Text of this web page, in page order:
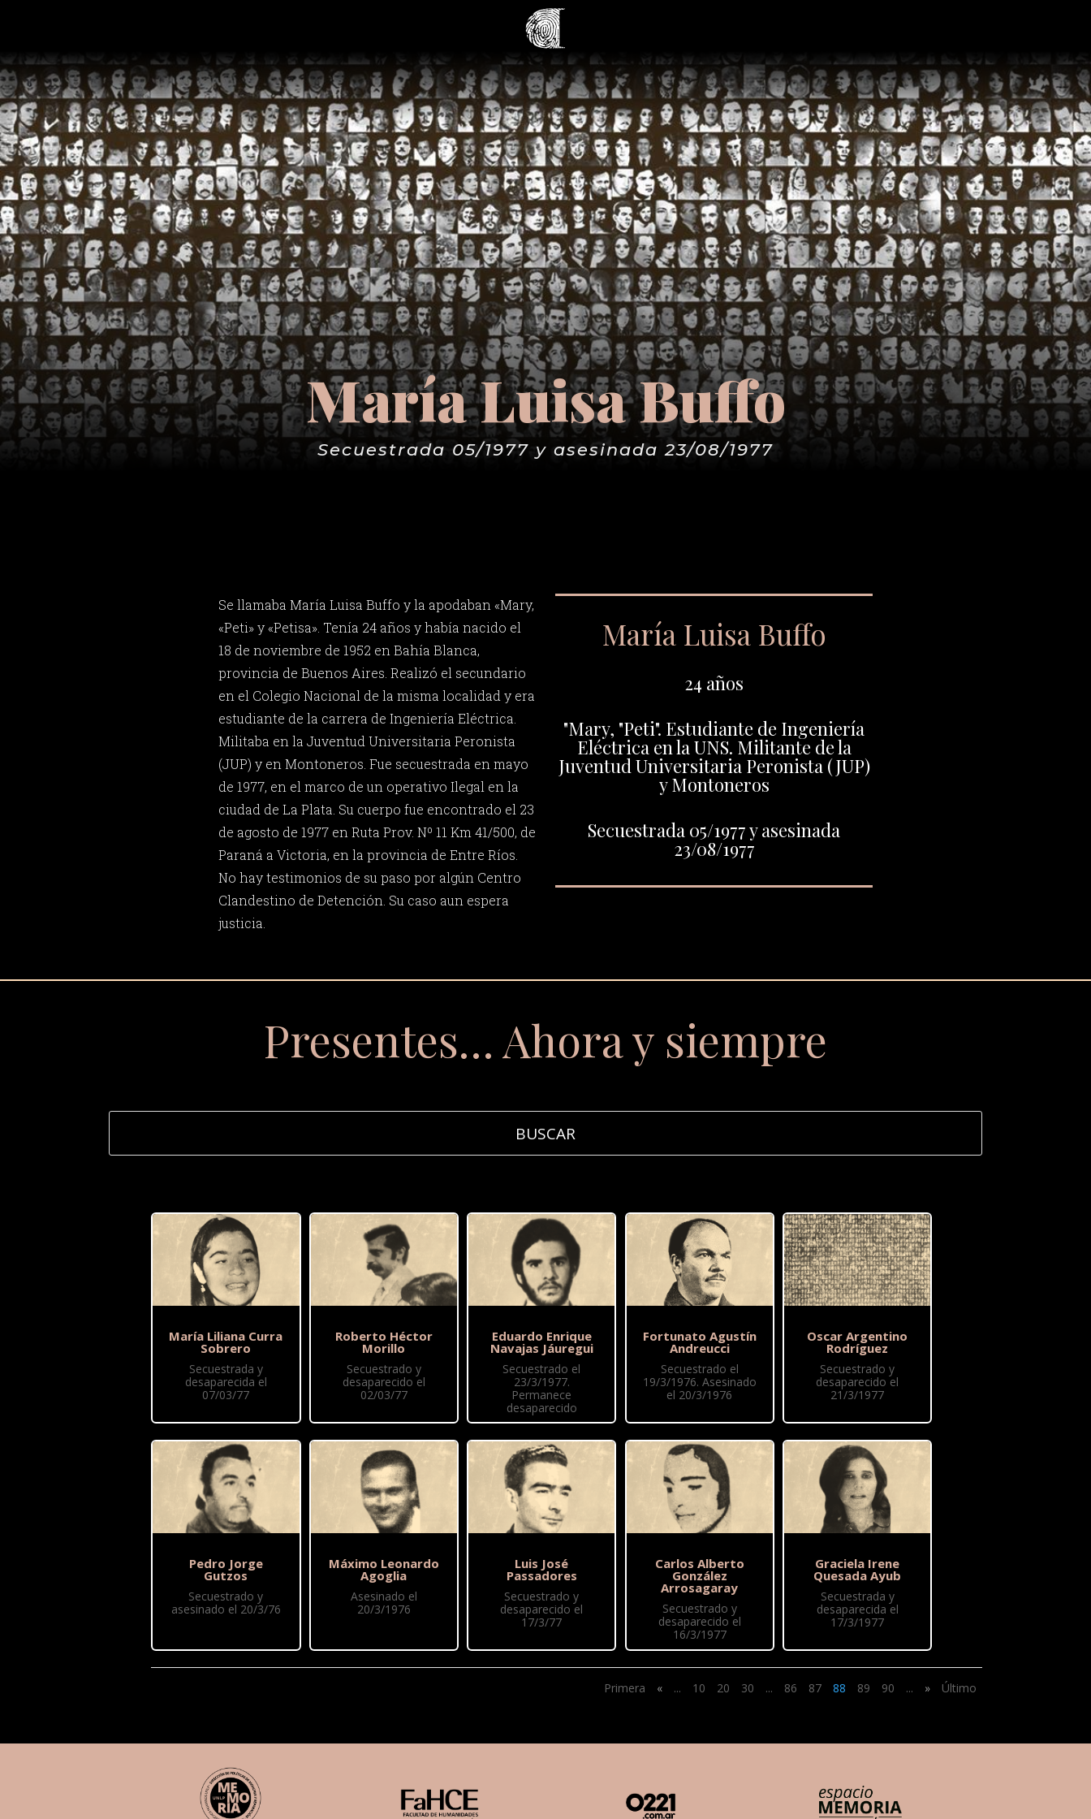
María Luisa Buffo
Secuestrada 05/1977 y asesinada 23/08/1977
Se llamaba María Luisa Buffo y la apodaban «Mary,
«Peti» y «Petisa». Tenía 24 años y había nacido el
18 de noviembre de 1952 en Bahía Blanca,
provincia de Buenos Aires. Realizó el secundario
en el Colegio Nacional de la misma localidad y era
estudiante de la carrera de Ingeniería Eléctrica.
Militaba en la Juventud Universitaria Peronista
(JUP) y en Montoneros. Fue secuestrada en mayo
de 1977, en el marco de un operativo Ilegal en la
ciudad de La Plata. Su cuerpo fue encontrado el 23
de agosto de 1977 en Ruta Prov. Nº 11 Km 41/500, de
Paraná a Victoria, en la provincia de Entre Ríos.
No hay testimonios de su paso por algún Centro
Clandestino de Detención. Su caso aun espera
justicia.
María Luisa Buffo
24 años
"Mary, "Peti". Estudiante de Ingeniería
Eléctrica en la UNS. Militante de la
Juventud Universitaria Peronista (JUP)
y Montoneros
Secuestrada 05/1977 y asesinada
23/08/1977
Presentes… Ahora y siempre
María Liliana Curra
Sobrero
Secuestrada y
desaparecida el
07/03/77
Pedro Jorge
Gutzos
Secuestrado y
asesinado el 20/3/76
Roberto Héctor
Morillo
Secuestrado y
desaparecido el
02/03/77
Máximo Leonardo
Agoglia
Asesinado el
20/3/1976
Eduardo Enrique
Navajas Jáuregui
Secuestrado el
23/3/1977.
Permanece
desaparecido
Luis José
Passadores
Secuestrado y
desaparecido el
17/3/77
Fortunato Agustín
Andreucci
Secuestrado el
19/3/1976. Asesinado
el 20/3/1976
Carlos Alberto
González
Arrosagaray
Secuestrado y
desaparecido el
16/3/1977
Oscar Argentino
Rodríguez
Secuestrado y
desaparecido el
21/3/1977
Graciela Irene
Quesada Ayub
Secuestrada y
desaparecida el
17/3/1977
Primera « ... 10 20 30 ... 86 87 88 89 90 ... » Último